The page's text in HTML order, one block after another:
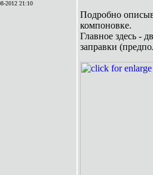
2012 21:10
Подробно
компоновке.
Главное здесь -
заправки